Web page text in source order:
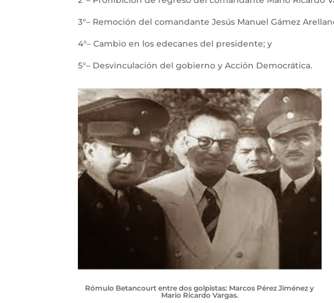
3°– Remoción del comandante Jesús Manuel Gámez
4°– Cambio en los edecanes del presidente; y
5°– Desvinculación del gobierno y Acción Democrática.
Rómulo Betancourt entre dos golpistas: Marcos Pérez Jiménez y
Mario Ricardo Vargas.